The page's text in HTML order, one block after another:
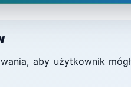
aby użytkownik